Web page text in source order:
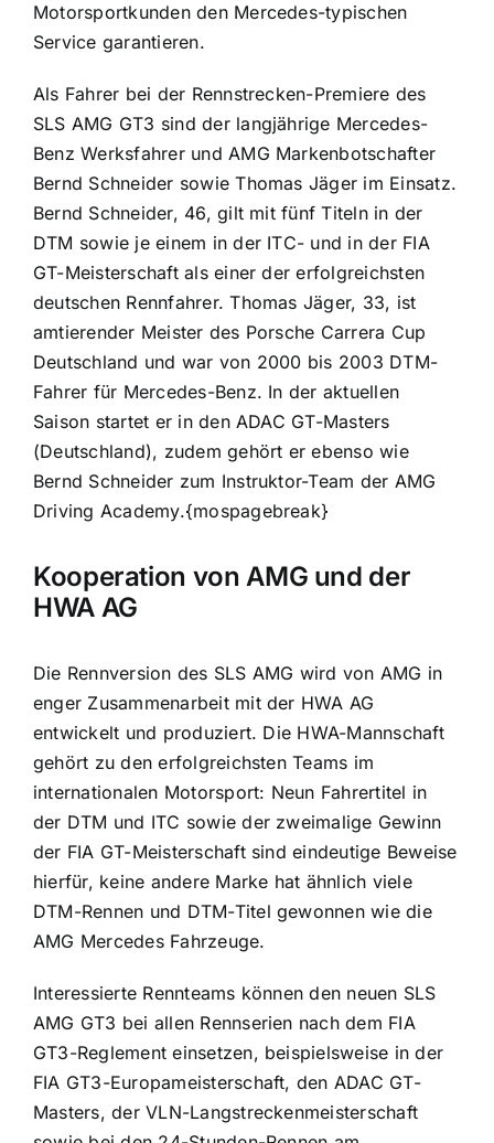
Motorsportkunden den Mercedes-typischen
Service garantieren.
Als Fahrer bei der Rennstrecken-Premiere des
SLS AMG GT3 sind der langjährige Mercedes-
Benz Werksfahrer und AMG Markenbotschafter
Bernd Schneider sowie Thomas Jäger im Einsatz.
Bernd Schneider, 46, gilt mit fünf Titeln in der
DTM sowie je einem in der ITC- und in der FIA
GT-Meisterschaft als einer der erfolgreichsten
deutschen Rennfahrer. Thomas Jäger, 33, ist
amtierender Meister des Porsche Carrera Cup
Deutschland und war von 2000 bis 2003 DTM-
Fahrer für Mercedes-Benz. In der aktuellen
Saison startet er in den ADAC GT-Masters
(Deutschland), zudem gehört er ebenso wie
Bernd Schneider zum Instruktor-Team der AMG
Driving Academy.{mospagebreak}
Kooperation von AMG und der
HWA AG
Die Rennversion des SLS AMG wird von AMG in
enger Zusammenarbeit mit der HWA AG
entwickelt und produziert. Die HWA-Mannschaft
gehört zu den erfolgreichsten Teams im
internationalen Motorsport: Neun Fahrertitel in
der DTM und ITC sowie der zweimalige Gewinn
der FIA GT-Meisterschaft sind eindeutige Beweise
hierfür, keine andere Marke hat ähnlich viele
DTM-Rennen und DTM-Titel gewonnen wie die
AMG Mercedes Fahrzeuge.
Interessierte Rennteams können den neuen SLS
AMG GT3 bei allen Rennserien nach dem FIA
GT3-Reglement einsetzen, beispielsweise in der
FIA GT3-Europameisterschaft, den ADAC GT-
Masters, der VLN-Langstreckenmeisterschaft